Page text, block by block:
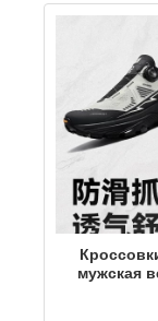
мужская
обувь;